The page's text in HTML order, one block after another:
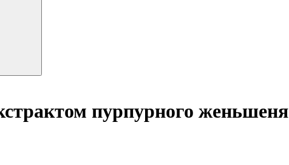
пурпурного женьшеня